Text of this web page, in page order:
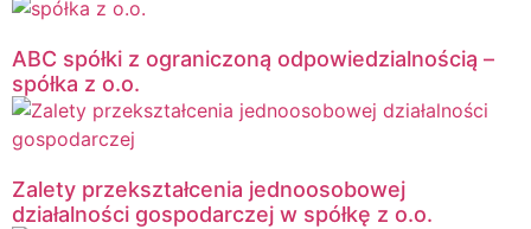
ABC spółki z ograniczoną odpowiedzialnością –
spółka z o.o.
Zalety przekształcenia jednoosobowej
działalności gospodarczej w spółkę z o.o.